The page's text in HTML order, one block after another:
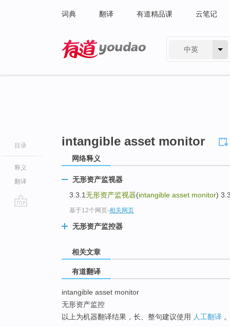
词典 翻译 有道精品课 云笔记
中英
目录
释义
翻译
intangible asset monitor
网络释义
无形资产监视器
3.3.1无形资产监视器(intangible asset monitor)
基于12个网页-相关网页
无形资产监控器
相关文章
有道翻译
intangible asset monitor
无形资产监控
以上为机器翻译结果，长、整句建议使用 人工翻译